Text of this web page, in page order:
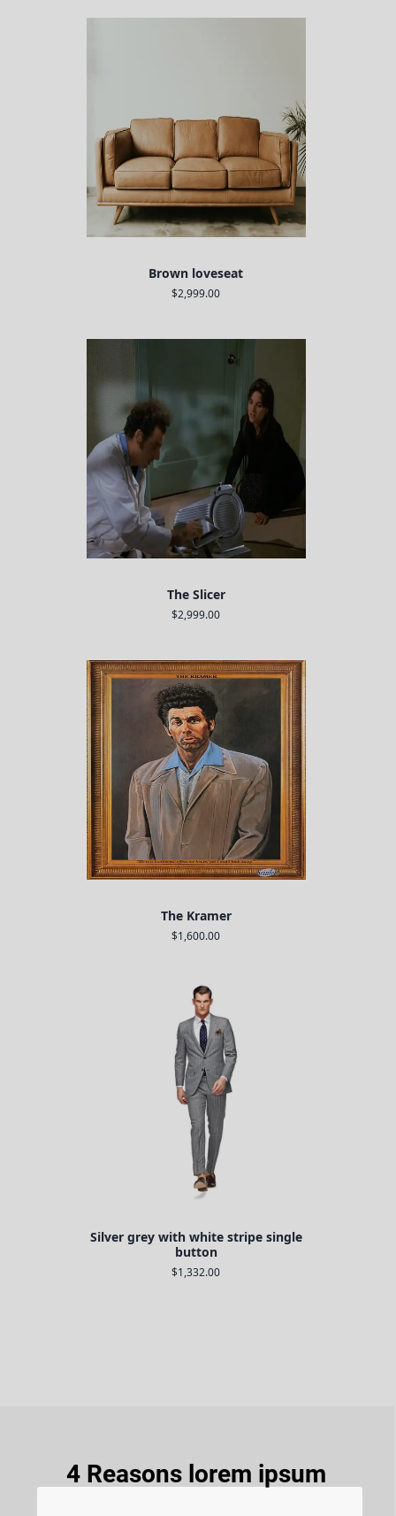
Brown loveseat
$2,999.00
The Slicer
$2,999.00
The Kramer
$1,600.00
Silver grey with white stripe single
button
$1,332.00
4 Reasons lorem ipsum